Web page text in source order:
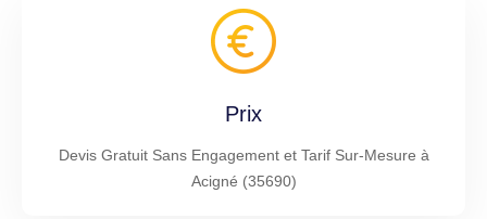
Prix
Devis Gratuit Sans Engagement et Tarif Sur-Mesure à
Acigné (35690)